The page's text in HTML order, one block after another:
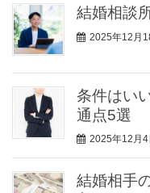
結婚相談
2025年12月
条件はい
通点5選
2025年12月4
結婚相手